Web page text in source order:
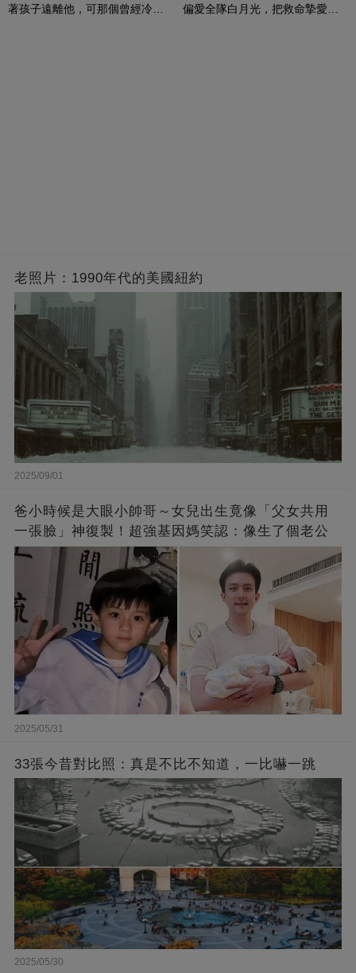
著孩子遠離他，可那個曾經冷漠
偏愛全隊白月光，把救命摯愛當
老照片：1990年代的美國紐約
2025/09/01
爸小時候是大眼小帥哥～女兒出生竟像「父女共用
一張臉」神復製！超強基因媽笑認：像生了個老公
2025/05/31
33張今昔對比照：真是不比不知道，一比嚇一跳
2025/05/30